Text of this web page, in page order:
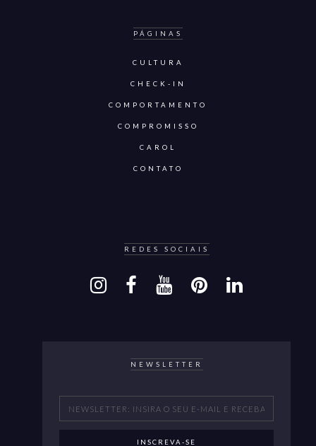
PÁGINAS
CULTURA
CHECK-IN
COMPORTAMENTO
COMPROMISSO
CAROL
CONTATO
REDES SOCIAIS
NEWSLETTER